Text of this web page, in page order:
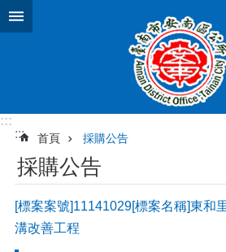
跳到主要內容區塊
:::
:::
首頁 採購公告
採購公告
[標案案號]11141029[標案名稱]東和
溝改善工程